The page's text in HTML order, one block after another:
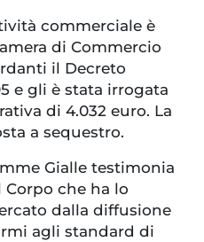
commerciale è
di Commercio
il Decreto
e gli è stata irrogata
di 4.032 euro. La
a sequestro.
Gialle testimonia
Corpo che ha lo
dalla diffusione
agli standard di